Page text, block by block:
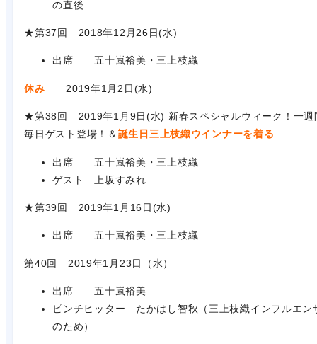
の直後
★第37回 2018年12月26日(水)
出席 五十嵐裕美・三上枝織
休み 2019年1月2日(水)
★第38回 2019年1月9日(水) 新春スペシャルウィーク！一週
毎日ゲスト登場！＆誕生日三上枝織ウインナーを着る
出席 五十嵐裕美・三上枝織
ゲスト 上坂すみれ
★第39回 2019年1月16日(水)
出席 五十嵐裕美・三上枝織
第40回 2019年1月23日（水）
出席 五十嵐裕美
ピンチヒッター たかはし智秋（三上枝織インフルエン
のため）